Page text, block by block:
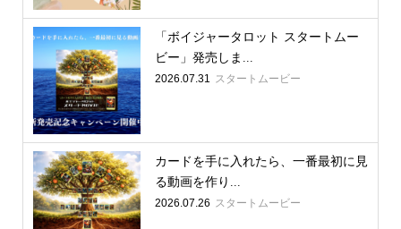
「ボイジャータロット スタートムー
ビー」発売しま...
2026.07.31 スタートムービー
カードを手に入れたら、一番最初に見
る動画を作り...
2026.07.26 スタートムービー